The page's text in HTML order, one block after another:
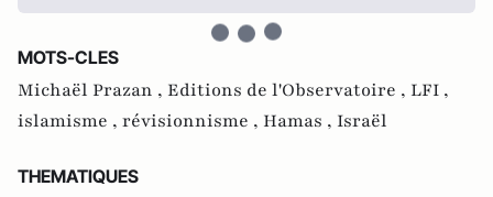
MOTS-CLES
Michaël Prazan , Editions de l'Observatoire , LFI ,
islamisme , révisionnisme , Hamas , Israël
THEMATIQUES